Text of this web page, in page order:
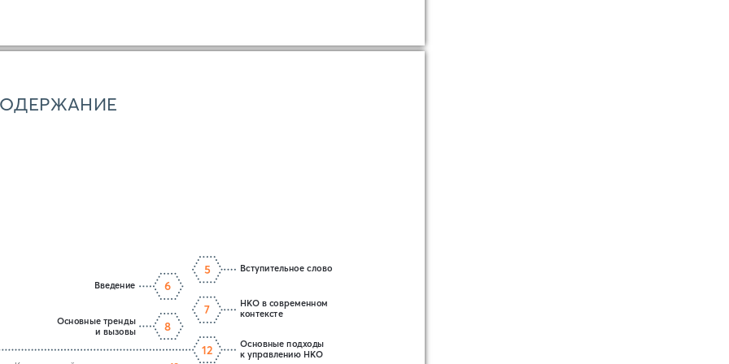
Введение 6
Основные тренды
и вызовы
8
Вступительное слово
5
НКО в современном
контексте
7
Основные подходы
к управлению НКО
12